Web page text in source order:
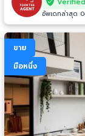
ว่ายน้ำ - Co-Working
ความปลอดภัย - กล้
ด้วย Key Card เข้า-
ปลอดภัย 24 ชั่วโมง
Verified
อัพเดทล่าสุด
ขาย
มือหนึ่ง